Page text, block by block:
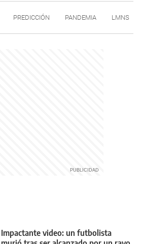
PREDICCIÓN PANDEMIA LMNS
Impactante video: un futbolista